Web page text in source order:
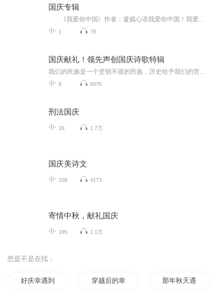
国庆专辑
1 78
国庆献礼！领先声创国庆诗歌特辑
8 6076
刑法国庆
26 1.7万
国庆美诗文
108 4173
寄情中秋，献礼国庆
195 1.1万
您是不是在找：
好庆幸遇到你 穿越后的幸福生活 那年秋天遇见幸福